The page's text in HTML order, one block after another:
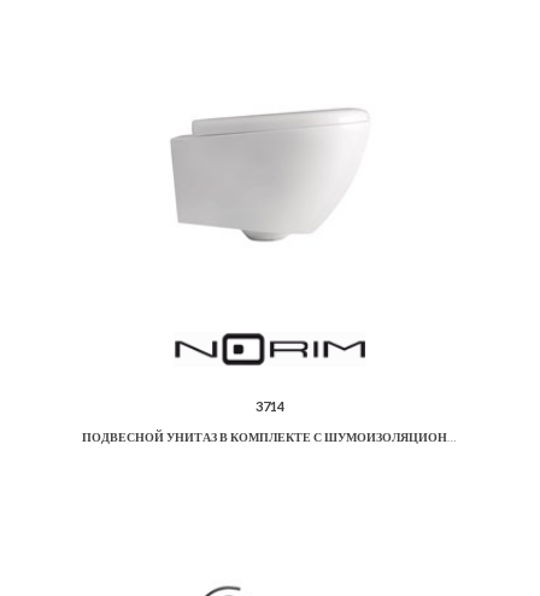
3714
ПОДВЕСНОЙ УНИТАЗ В КОМПЛЕКТЕ С ШУМОИЗОЛЯЦИОННОЙ ПЛАСТИНОЙ